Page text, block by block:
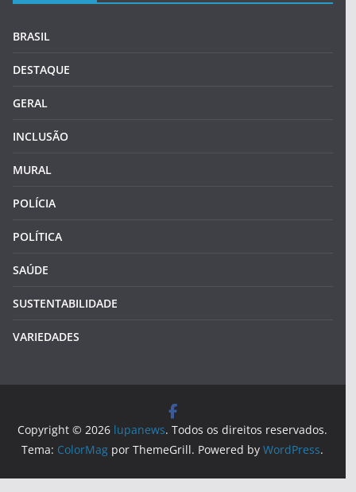
BRASIL
DESTAQUE
GERAL
INCLUSÃO
MURAL
POLÍCIA
POLÍTICA
SAÚDE
SUSTENTABILIDADE
VARIEDADES
Copyright © 2026 lupanews. Todos os direitos reservados.
Tema: ColorMag por ThemeGrill. Powered byWordPress.